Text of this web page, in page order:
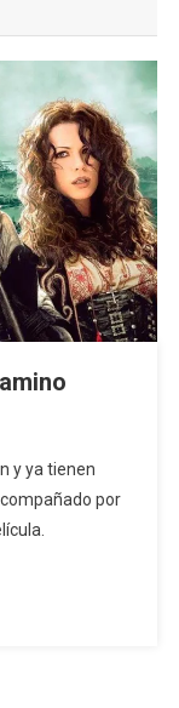
y ya tienen
por